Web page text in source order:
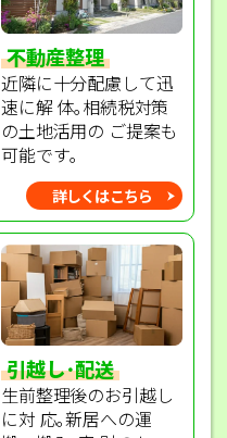
不動産整理
近隣に十分配慮して迅
速に解 体｡相続税対策
の土地活用の ご提案も
可能です｡
詳しくはこちら
引越し･配送
生前整理後のお引越し
に対 応｡新居への運